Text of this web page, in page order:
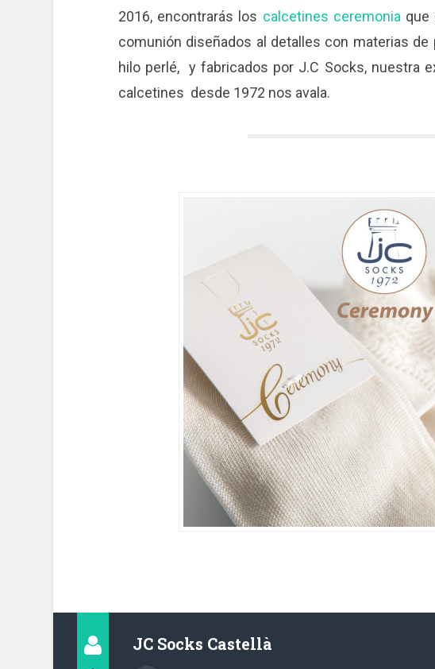
2016, encontrarás los calcetines ceremonia que
comunión diseñados al detalles con materias
hilo perlé, y fabricados por J.C Socks, nuestra
calcetines desde 1972 nos avala.
JC Socks Castellà